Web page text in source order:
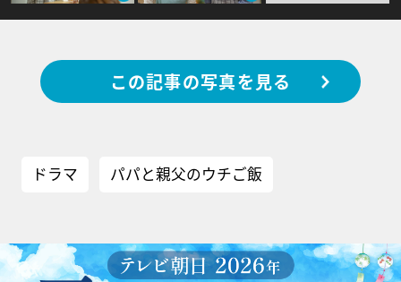
この記事の写真を見る
ドラマ パパと親父のウチご飯